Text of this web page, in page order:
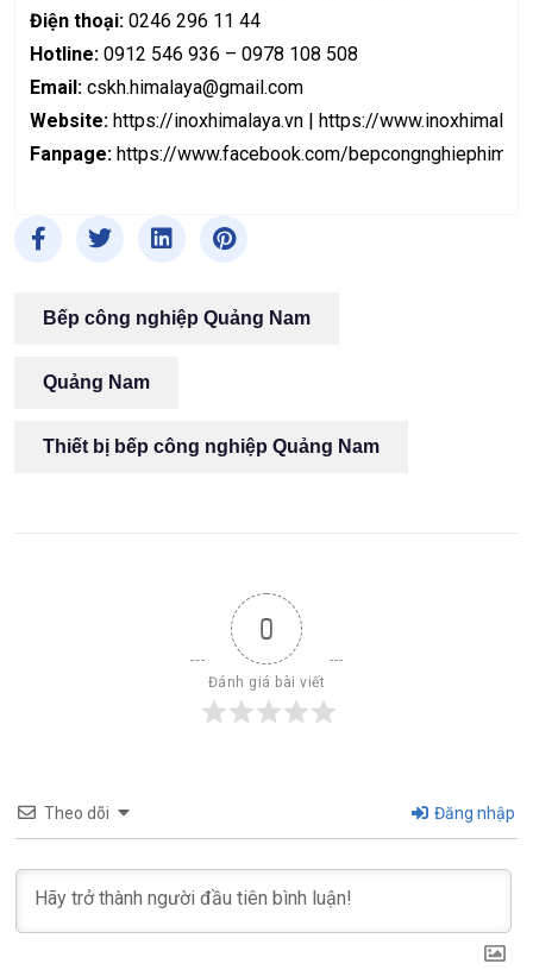
Điện thoại: 0246 296 11 44
Hotline: 0912 546 936 – 0978 108 508
Email: cskh.himalaya@gmail.com
Website: https://inoxhimalaya.vn | https://
Fanpage: https://www.facebook.com/
Bếp công nghiệp Quảng Nam
Quảng Nam
Thiết bị bếp công nghiệp Quảng Nam
0
Đánh giá bài viết
Theo dõi Đăng nhập